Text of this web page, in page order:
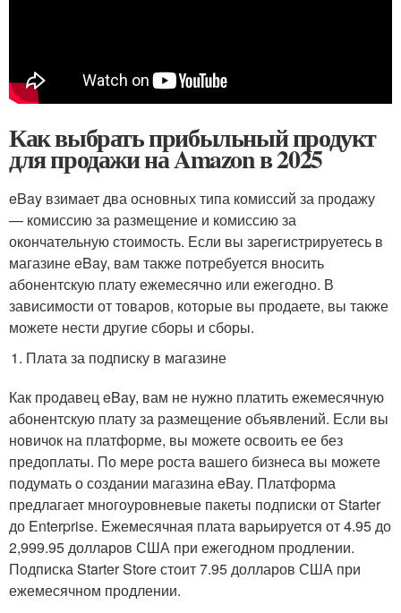
Как выбрать прибыльный продукт
для продажи на Amazon в 2025
eBay взимает два основных типа комиссий за продажу
— комиссию за размещение и комиссию за
окончательную стоимость. Если вы зарегистрируетесь в
магазине eBay, вам также потребуется вносить
абонентскую плату ежемесячно или ежегодно. В
зависимости от товаров, которые вы продаете, вы также
можете нести другие сборы и сборы.
Плата за подписку в магазине
Как продавец eBay, вам не нужно платить ежемесячную
абонентскую плату за размещение объявлений. Если вы
новичок на платформе, вы можете освоить ее без
предоплаты. По мере роста вашего бизнеса вы можете
подумать о создании магазина eBay. Платформа
предлагает многоуровневые пакеты подписки от Starter
до Enterprise. Ежемесячная плата варьируется от 4.95 до
2,999.95 долларов США при ежегодном продлении.
Подписка Starter Store стоит 7.95 долларов США при
ежемесячном продлении.